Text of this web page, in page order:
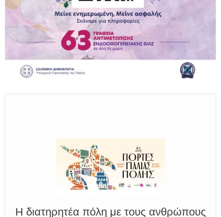
Παραμένουμε Προσεκτικοί
Καλούμε Άμεσα την Πυροσβεστική στο 199 ή στο 112
και δίνουμε σαφείς πληροφορίες